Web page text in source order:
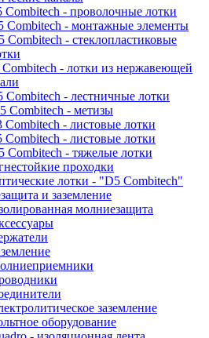
Combitech - проволочные лотки
Combitech - монтажные элементы
Combitech - стеклопластиковые
- лотки из нержавеющей
Combitech - лестничные лотки
Combitech - метизы
Combitech - листовые лотки
Combitech - листовые лотки
Combitech - тяжелые лотки
проходки
лотки - "D5 Combitech"
и заземление
молниезащита
заземление
оборудование